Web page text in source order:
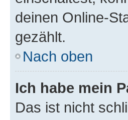
deinen Online-
gezählt.
Nach oben
Ich habe mein
Das ist nicht